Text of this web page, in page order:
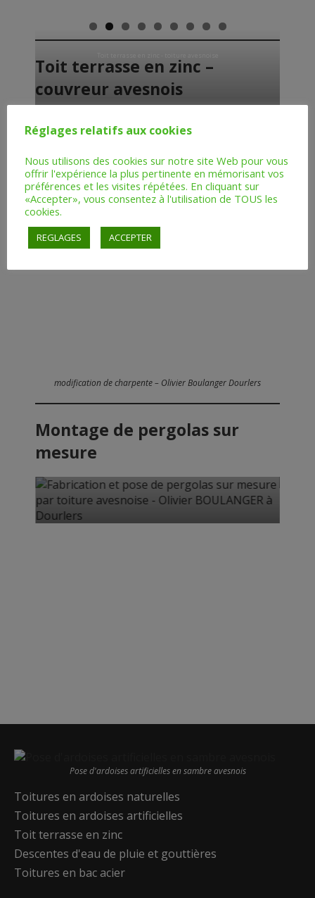
Toit terrasse en zinc –
couvreur avesnois
Modification de charpente
avant aménagement de
combles – couvreur avesnois
modification de charpente – Olivier Boulanger Dourlers
Montage de pergolas sur
mesure
Fabrication et pose de pergolas sur
mesure par toiture avesnoise - Olivier
Pose d'ardoises artificielles en sambre avesnois
Toitures en ardoises naturelles
Toitures en ardoises artificielles
Toit terrasse en zinc
Descentes d'eau de pluie et gouttières
Toitures en bac acier
Réglages relatifs aux cookies
Nous utilisons des cookies sur notre site Web pour vous
offrir l'expérience la plus pertinente en mémorisant vos
préférences et les visites répétées. En cliquant sur
«Accepter», vous consentez à l'utilisation de TOUS les
cookies.
REGLAGES ACCEPTER